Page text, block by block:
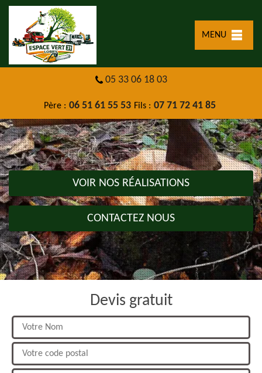
MENU
05 33 06 18 03
Père : 06 51 61 55 53 Fils : 07 71 72 41 85
VOIR NOS RÉALISATIONS
CONTACTEZ NOUS
Devis gratuit